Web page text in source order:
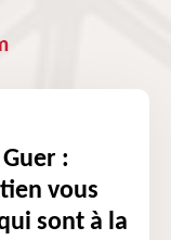
:
vous
sont à la